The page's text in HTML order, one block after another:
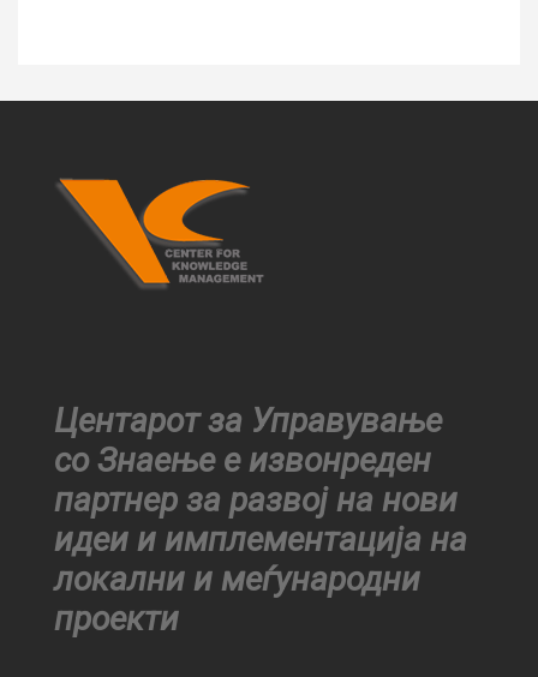
Центарот за Управување
со Знаење е извонреден
партнер за развој на нови
идеи и имплементација на
локални и меѓународни
проекти